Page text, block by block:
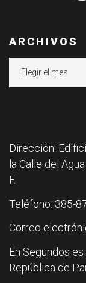
ARCHIVOS
Dirección:
la Calle del
F.
Teléfono: 385-
Correo
En Segundos
República de